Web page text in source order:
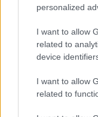
personalized
I want to allow
related to
device
I want to allow
related to
Odissea e Spider-
l’estate al cinema
Alessandro Tassinari · 5